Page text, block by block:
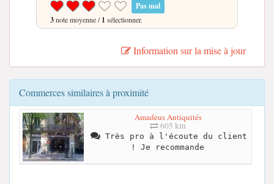
Pas mal
3note moyenne /1 sélectionner.
Information sur la mise à jour
Commerces similaires à proximité
Amadeus Antiquités
605 km
Très pro à l'écoute du client
! Je recommande